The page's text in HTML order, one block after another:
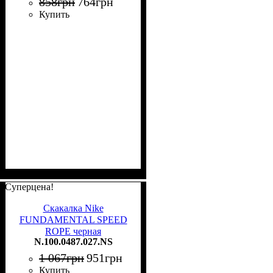
Купить
Суперцена!
Скакалка Nike
FUNDAMENTAL SPEED
ROPE черная
N.100.0487.027.NS
N.100.0487.027.NS
1 067грн951грн
Купить